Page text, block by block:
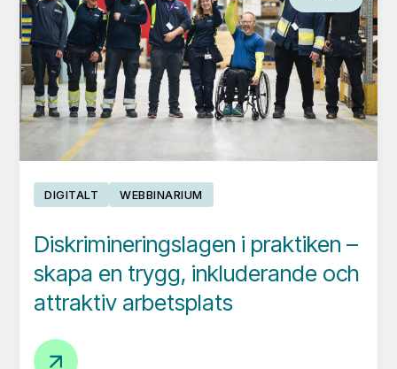
DIGITALT WEBBINARIUM
Diskrimineringslagen i praktiken –
skapa en trygg, inkluderande och
attraktiv arbetsplats
Diskrimineringslagen